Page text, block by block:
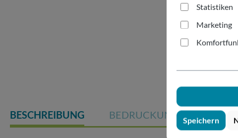
BESCHREIBUNG BEDRUCKUNG
Statistiken
Marketing
Speichern